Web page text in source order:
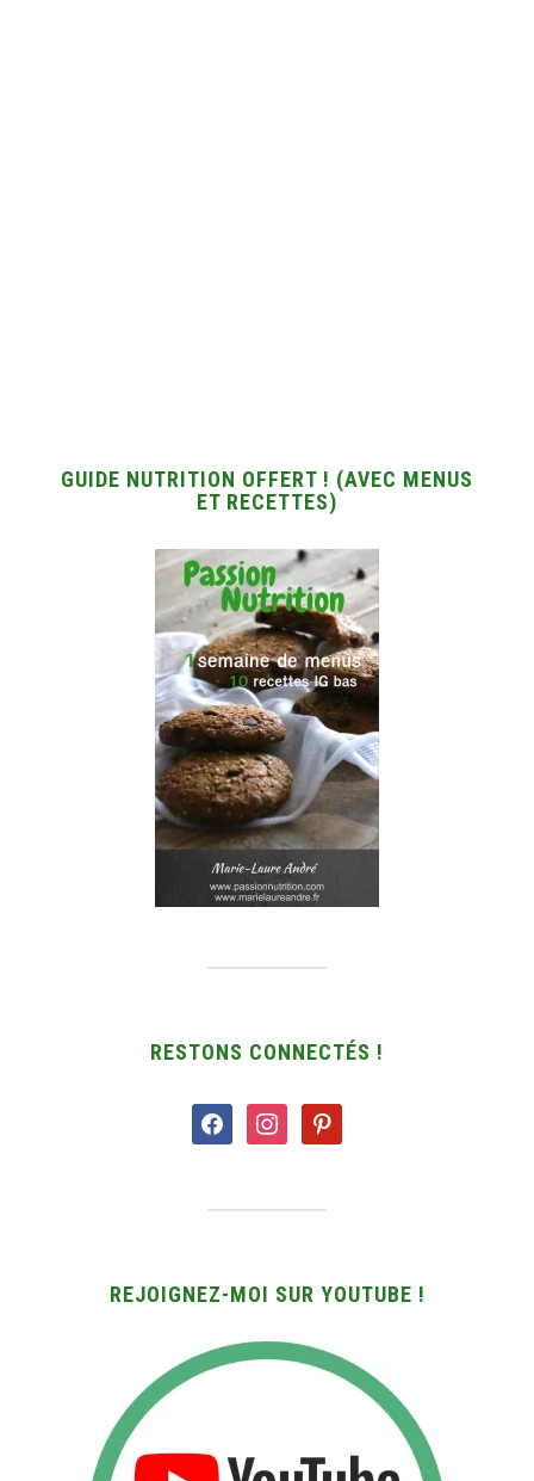
GUIDE NUTRITION OFFERT ! (AVEC MENUS
ET RECETTES)
RESTONS CONNECTÉS !
facebookinstagrampinterest
REJOIGNEZ-MOI SUR YOUTUBE !